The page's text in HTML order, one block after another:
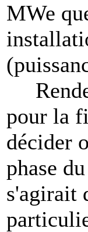
MWe
pour la
décider
phase
s'agirait